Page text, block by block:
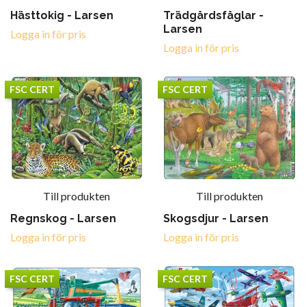
Hästtokig - Larsen
Logga in för pris
Trädgårdsfåglar -
Larsen
Logga in för pris
FSC CERT
Till produkten
Regnskog - Larsen
Logga in för pris
FSC CERT
Till produkten
Skogsdjur - Larsen
Logga in för pris
FSC CERT FSC CERT